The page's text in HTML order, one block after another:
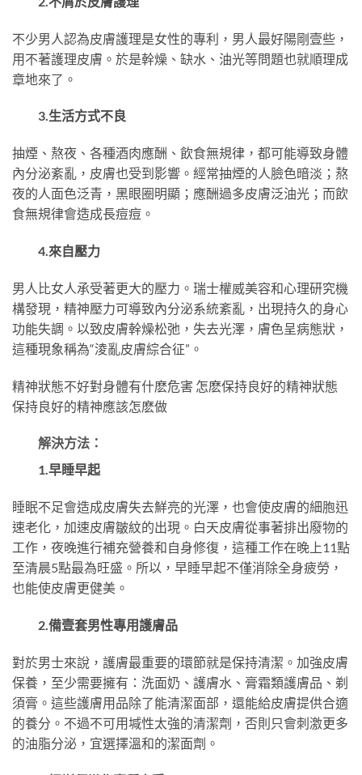
不少男人認為皮膚護理是女性的專利，男人最好陽剛壹些，
用不著護理皮膚。於是幹燥、缺水、油光等問題也就順理成
章地來了。
3.生活方式不良
抽煙、熬夜、各種酒肉應酬、飲食無規律，都可能導致身體
內分泌紊亂，皮膚也受到影響。經常抽煙的人臉色暗淡；熬
夜的人面色泛青，黑眼圈明顯；應酬過多皮膚泛油光；而飲
食無規律會造成長痘痘。
4.來自壓力
男人比女人承受著更大的壓力。瑞士權威美容和心理研究機
構發現，精神壓力可導致內分泌系統紊亂，出現持久的身心
功能失調。以致皮膚幹燥松弛，失去光澤，膚色呈病態狀，
這種現象稱為“淩亂皮膚綜合征”。
精神狀態不好對身體有什麽危害 怎麽保持良好的精神狀態
保持良好的精神應該怎麽做
解決方法：
1.早睡早起
睡眠不足會造成皮膚失去鮮亮的光澤，也會使皮膚的細胞迅
速老化，加速皮膚皺紋的出現。白天皮膚從事著排出廢物的
工作，夜晚進行補充營養和自身修復，這種工作在晚上11點
至清晨5點最為旺盛。所以，早睡早起不僅消除全身疲勞，
也能使皮膚更健美。
2.備壹套男性專用護膚品
對於男士來說，護膚最重要的環節就是保持清潔。加強皮膚
保養，至少需要擁有：洗面奶、護膚水、膏霜類護膚品、剃
須膏。這些護膚用品除了能清潔面部，還能給皮膚提供合適
的養分。不過不可用堿性太強的清潔劑，否則只會刺激更多
的油脂分泌，宜選擇溫和的潔面劑。